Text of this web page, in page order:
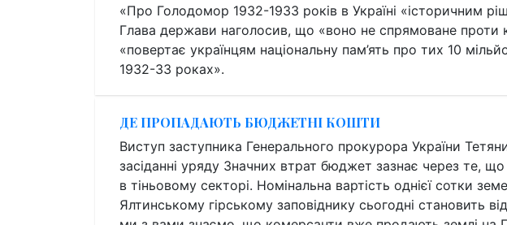
«Про Голодомор 1932-1933 років в Україні «історичним
Глава держави наголосив, що «воно не спрямоване проти
«повертає українцям національну пам’ять про тих 10
1932-33 роках».
ДЕ ПРОПАДАЮТЬ БЮДЖЕТНІ КОШТИ
Виступ заступника Генерального прокурора України
засіданні уряду Значних втрат бюджет зазнає через те,
в тіньовому секторі. Номінальна вартість однієї сотки
Ялтинському гірському заповіднику сьогодні становить